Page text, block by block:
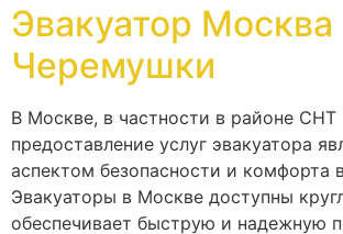
Эвакуатор
Черемушки
В Москве, в частности в районе
предоставление услуг эвакуатора
аспектом безопасности и комфорта
Эвакуаторы в Москве доступны
обеспечивает быструю и надежную